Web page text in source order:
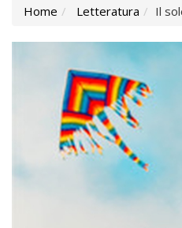
Home Letteratura Il